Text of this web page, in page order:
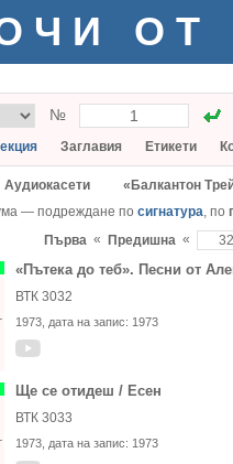
ОТ
№
Заглавия Етикети
Аудиокасети
«Балкантон
— подреждане по сигнатура, по
Първа « Предишна «
«Пътека до теб». Песни от
ВТК 3032
1973 , дата на запис: 1973
Ще се отидеш / Есен
ВТК 3033
1973 , дата на запис: 1973